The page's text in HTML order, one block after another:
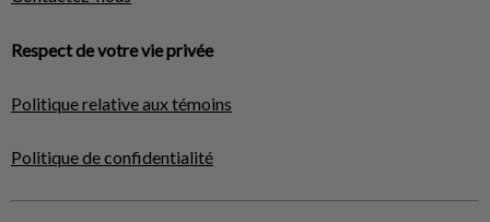
Respect de votre vie privée
Politique relative aux témoins
Politique de confidentialité